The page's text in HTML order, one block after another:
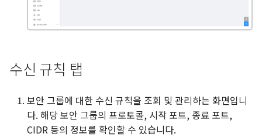
수신 규칙 탭
보안 그룹에 대한 수신 규칙을 조회 및 관리하는 화면입니
다. 해당 보안 그룹의 프로토콜, 시작 포트, 종료 포트,
CIDR 등의 정보를 확인할 수 있습니다.